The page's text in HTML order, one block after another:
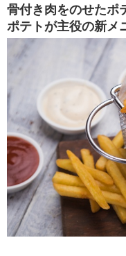
骨付き肉をのせたポ
ポテトが主役の新メ